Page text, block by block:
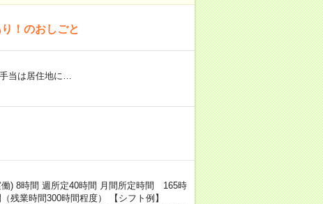
！のおしごと
当は居住地に…
) 8時間 週所定40時間 月間所定時間 165時
業時間300時間程度） 【シフト例】